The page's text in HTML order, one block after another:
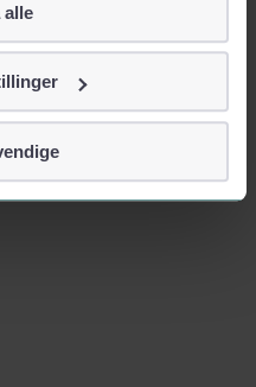
telefonnummer.
alle